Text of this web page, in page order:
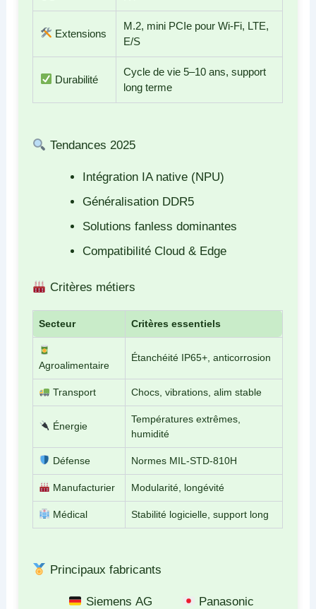
Extensions
M.2, mini PCIe pour Wi-Fi, LTE,
E/S
Durabilité
Cycle de vie 5–10 ans, support
long terme
Tendances 2025
Intégration IA native (NPU)
Généralisation DDR5
Solutions fanless dominantes
Compatibilité Cloud & Edge
Critères métiers
Secteur Critères essentiels
Agroalimentaire
Étanchéité IP65+, anticorrosion
Transport Chocs, vibrations, alim stable
Énergie
Températures extrêmes,
humidité
Défense Normes MIL-STD-810H
Manufacturier Modularité, longévité
Médical Stabilité logicielle, support long
Principaux fabricants
Siemens AG
Panasonic